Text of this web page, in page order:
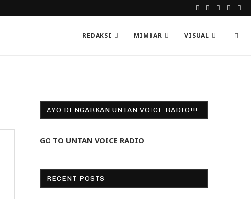
REDAKSI MIMBAR VISUAL
AYO DENGARKAN UNTAN VOICE RADIO!!!
GO TO UNTAN VOICE RADIO
RECENT POSTS